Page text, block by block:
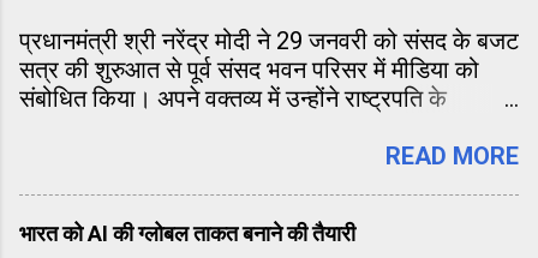
What We Offer: Political Analysis: Expert takes
on election strategies, policy changes, and
legislative updates. National Affairs: Timely
India. Governance & Policy: Simplifying
for the common man. Public Opinion: A
platform for diverse voices and perspectives
प्रधानमंत्री श्री नरेंद्र मोदी ने 29 जनवरी को संसद के बजट
सत्र की शुरुआत से पूर्व संसद भवन परिसर में मीडिया को
संबोधित किया। अपने वक्तव्य में उन्होंने राष्ट्रपति के
विकास के दृष्टिकोण पर विचार साझा किए। प्रधानमंत्री ने
है। उन्होंने सभी माननीय सांसदों से आग्रह किया कि संसद के
इस महत्वपूर्ण सत्र के दौरान राष्ट्रहित में समाधानकारी
READ MORE
भारत को AI की ग्लोबल ताकत बनाने की तैयारी